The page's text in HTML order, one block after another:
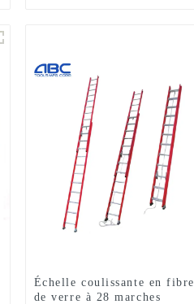
Échelle coulissante en fibre
de verre à 28 marches